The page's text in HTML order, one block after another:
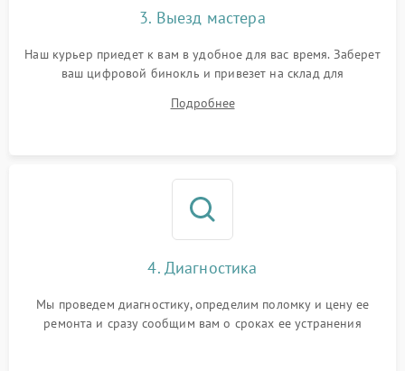
3. Выезд мастера
Наш курьер приедет к вам в удобное для вас время. Заберет
ваш цифровой бинокль и привезет на склад для
Подробнее
4. Диагностика
Мы проведем диагностику, определим поломку и цену ее
ремонта и сразу сообщим вам о сроках ее устранения